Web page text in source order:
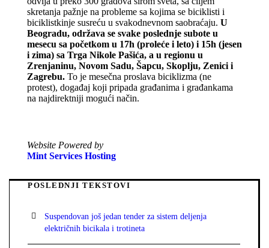
skretanja pažnje na probleme sa kojima se biciklisti i
biciklistkinje susreću u svakodnevnom saobraćaju. U
Beogradu, održava se svake poslednje subote u
mesecu sa početkom u 17h (proleće i leto) i 15h (jesen
i zima) sa Trga Nikole Pašića, a u regionu u
Zrenjaninu, Novom Sadu, Šapcu, Skoplju, Zenici i
Zagrebu. To je mesečna proslava biciklizma (ne
protest), događaj koji pripada građanima i građankama
na najdirektniji mogući način.
Website Powered by
Mint Services Hosting
POSLEDNJI TEKSTOVI
Suspendovan još jedan tender za sistem deljenja
električnih bicikala i trotineta